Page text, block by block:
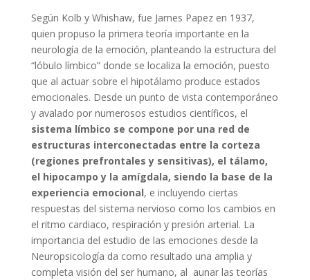
Según Kolb y Whishaw, fue James Papez en 1937,
quien propuso la primera teoría importante en la
neurología de la emoción, planteando la estructura del
“lóbulo límbico” donde se localiza la emoción, puesto
que al actuar sobre el hipotálamo produce estados
emocionales. Desde un punto de vista contemporáneo
y avalado por numerosos estudios científicos, el
sistema límbico se compone por una red de
estructuras interconectadas entre la corteza
(regiones prefrontales y sensitivas), el tálamo,
el hipocampo y la amígdala, siendo la base de la
experiencia emocional, e incluyendo ciertas
respuestas del sistema nervioso como los cambios en
el ritmo cardiaco, respiración y presión arterial. La
importancia del estudio de las emociones desde la
Neuropsicología da como resultado una amplia y
completa visión del ser humano, al aunar las teorías